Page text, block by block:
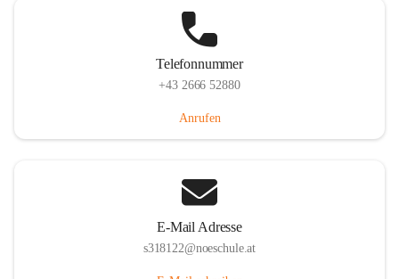
Telefonnummer
+43 2666 52880
Anrufen
E-Mail Adresse
s318122@noeschule.at